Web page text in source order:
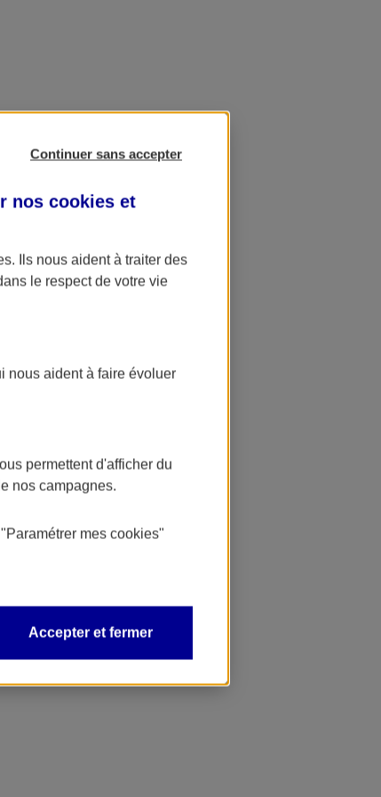
Continuer sans accepter
nos cookies et
. Ils nous aident à traiter des
le respect de votre vie
nous aident à faire évoluer
permettent d'afficher du
nos campagnes.
"Paramétrer mes cookies"
Accepter et fermer